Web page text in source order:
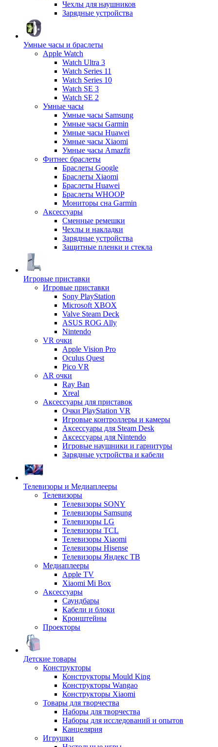
Чехлы для наушников
Зарядные устройства
Умные часы и браслеты
Apple Watch
Watch Ultra 3
Watch Series 11
Watch Series 10
Watch SE 3
Watch SE 2
Умные часы
Умные часы Samsung
Умные часы Garmin
Умные часы Huawei
Умные часы Xiaomi
Умные часы Amazfit
Фитнес браслеты
Браслеты Google
Браслеты Xiaomi
Браслеты Huawei
Браслеты WHOOP
Мониторы сна Garmin
Аксессуары
Сменные ремешки
Чехлы и накладки
Зарядные устройства
Защитные пленки и стекла
Игровые приставки
Игровые приставки
Sony PlayStation
Microsoft XBOX
Valve Steam Deck
ASUS ROG Ally
Nintendo
VR очки
Apple Vision Pro
Oculus Quest
Pico VR
AR очки
Ray Ban
Xreal
Аксессуары для приставок
Очки PlayStation VR
Игровые контроллеры и камеры
Аксессуары для Steam Desk
Аксессуары для Nintendo
Игровые наушники и гарнитуры
Зарядные устройства и кабели
Телевизоры и Медиаплееры
Телевизоры
Телевизоры SONY
Телевизоры Samsung
Телевизоры LG
Телевизоры TCL
Телевизоры Xiaomi
Телевизоры Hisense
Телевизоры Яндекс ТВ
Медиаплееры
Apple TV
Xiaomi Mi Box
Аксессуары
Саундбары
Кабели и блоки
Кронштейны
Проекторы
Детские товары
Конструкторы
Конструкторы Mould King
Конструкторы Wangao
Конструкторы Xiaomi
Товары для творчества
Наборы для творчества
Наборы для исследований и опытов
Канцелярия
Игрушки